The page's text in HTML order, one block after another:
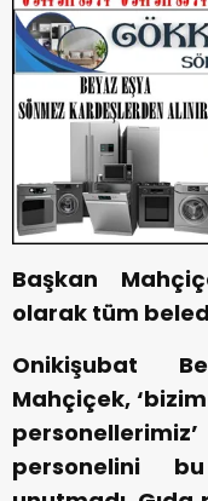
Başkan
olarak tüm
Onikişubat
Mahçiçek,
personelini